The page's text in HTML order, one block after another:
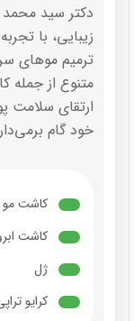
دکتر سید
زیبایی، با
ترمیم موهای
متنوع از جمله
ارتقای سلامت
خود گام
کاشت مو
کاشت
ژل
کرایو